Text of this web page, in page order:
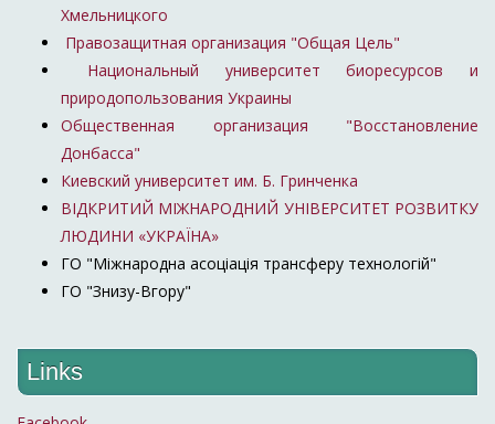
Хмельницкого
Правозащитная организация "Общая Цель"
Национальный университет биоресурсов и
природопользования Украины
Общественная организация "Восстановление
Донбасса"
Киевский университет им. Б. Гринченка
ВІДКРИТИЙ МІЖНАРОДНИЙ УНІВЕРСИТЕТ РОЗВИТКУ
ЛЮДИНИ «УКРАЇНА»
ГО "Міжнародна асоціація трансферу технологій"
ГО "Знизу-Вгору"
Links